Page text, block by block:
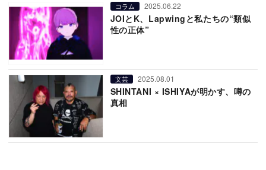
コラム 2025.06.22
JOIとK、Lapwingと私たちの“類似
性の正体”
文芸 2025.08.01
SHINTANI × ISHIYAが明かす、噂の
真相